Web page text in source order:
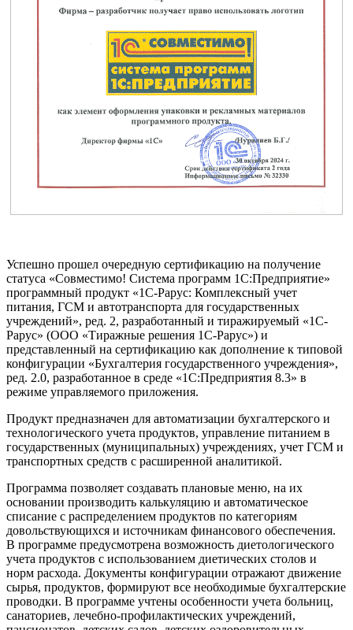
Успешно прошел очередную сертификацию на получение
статуса «Совместимо! Система программ 1С:Предприятие»
программный продукт «1С-Рарус: Комплексный учет
питания, ГСМ и автотранспорта для государственных
учреждений», ред. 2, разработанный и тиражируемый «1С-
Рарус» (ООО «Тиражные решения 1С-Рарус») и
представленный на сертификацию как дополнение к типовой
конфигурации «Бухгалтерия государственного учреждения»,
ред. 2.0, разработанное в среде «1С:Предприятия 8.3» в
режиме управляемого приложения.
Продукт предназначен для автоматизации бухгалтерского и
технологического учета продуктов, управление питанием в
государственных (муниципальных) учреждениях, учет ГСМ и
транспортных средств с расширенной аналитикой.
Программа позволяет создавать плановые меню, на их
основании производить калькуляцию и автоматическое
списание с распределением продуктов по категориям
довольствующихся и источникам финансового обеспечения.
В программе предусмотрена возможность диетологического
учета продуктов с использованием диетических столов и
норм расхода. Документы конфигурации отражают движение
сырья, продуктов, формируют все необходимые бухгалтерские
проводки. В программе учтены особенности учета больниц,
санаториев, лечебно-профилактических учреждений,